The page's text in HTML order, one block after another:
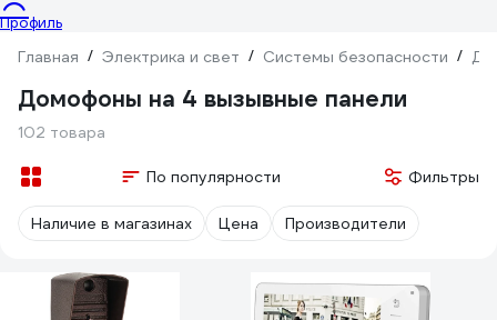
Профиль
Главная / Электрика и свет / Системы безопасности /
Домофоны на 4 вызывные панели
102 товара
По популярности Фильтры
Наличие в магазинах Цена Производители